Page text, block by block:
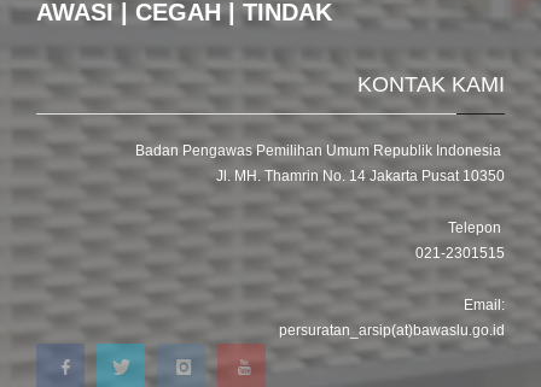
AWASI | CEGAH | TINDAK
KONTAK KAMI
Badan Pengawas Pemilihan Umum Republik Indonesia
Jl. MH. Thamrin No. 14 Jakarta Pusat 10350
Telepon
021-2301515
Email:
persuratan_arsip(at)bawaslu.go.id